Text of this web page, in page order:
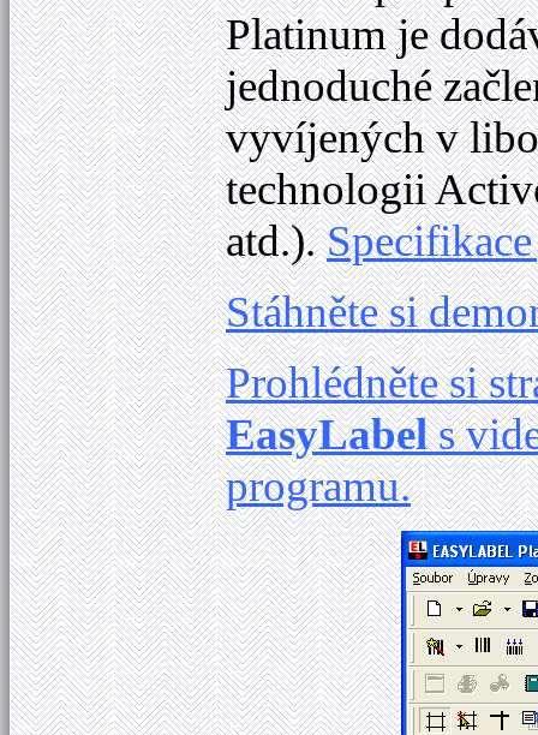
Platinum je
jednoduché
vyvíjených v
technologii
atd.).
Stáhněte si
Prohlédněte si
EasyLabels
programu.